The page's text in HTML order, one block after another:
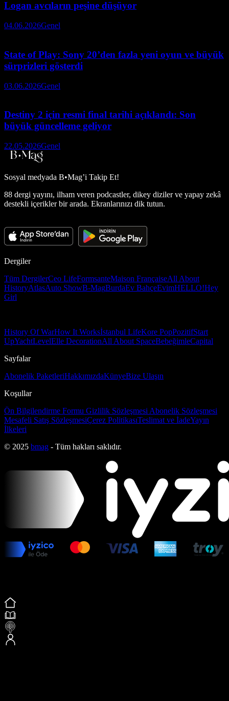
Logan avcıların peşine düşüyor
04.06.2026Genel
State of Play: Sony 20’den fazla yeni oyun ve büyük
sürprizleri gösterdi
03.06.2026Genel
Destiny 2 için resmi final tarihi açıklandı: Son
büyük güncelleme geliyor
22.05.2026Genel
Sosyal medyada B•Mag’i Takip Et!
88 dergi yayını, ilham veren podcastler, dikey diziler ve yapay zekâ
destekli içerikler bir arada. Ekranlarınızı dik tutun.
Dergiler
Tüm DergilerCeo LifeFormsanteMaison FrançaiseAll About
HistoryAtlasAuto ShowB-MagBurdaEv BahçeEvimHELLO!Hey
Girl
History Of WarHow It Worksİstanbul LifeKore PopPozitifStart
UpYachtLevelElle DecorationAll About SpaceBebeğimleCapital
Sayfalar
Abonelik PaketleriHakkımızdaKünyeBize Ulaşın
Koşullar
Ön Bilgilendirme Formu Gizlilik Sözleşmesi Abonelik Sözleşmesi
Mesafeli Satış SözleşmesiÇerez PolitikasıTeslimat ve İadeYayın
İlkeleri
© 2025 bmag - Tüm hakları saklıdır.